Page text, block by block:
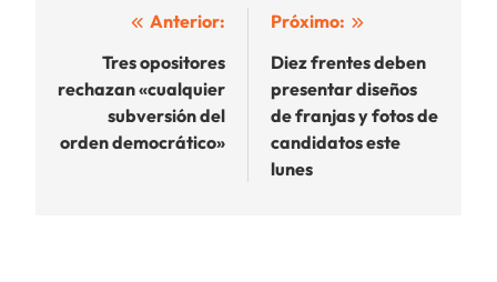
Navegación
entradas
Anterior:
Tres opositores
rechazan «cualquier
subversión del
orden democrático»
Próximo:
Diez frentes deben
presentar diseños
de franjas y fotos de
candidatos este
lunes